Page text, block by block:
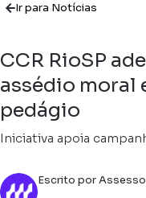
Ir para Notícias
CCR RioSP
assédio moral
pedágio
Iniciativa apoia
Escrito por